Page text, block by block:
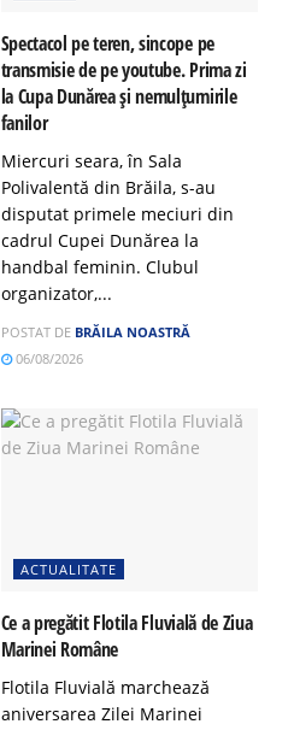
Spectacol pe teren, sincope pe
transmisie de pe youtube. Prima zi
la Cupa Dunărea și nemulțumirile
fanilor
Miercuri seara, în Sala
Polivalentă din Brăila, s-au
disputat primele meciuri din
cadrul Cupei Dunărea la
handbal feminin. Clubul
organizator,...
POSTAT DE BRĂILA NOASTRĂ
06/08/2026
ACTUALITATE
Ce a pregătit Flotila Fluvială de Ziua
Marinei Române
Flotila Fluvială marchează
aniversarea Zilei Marinei